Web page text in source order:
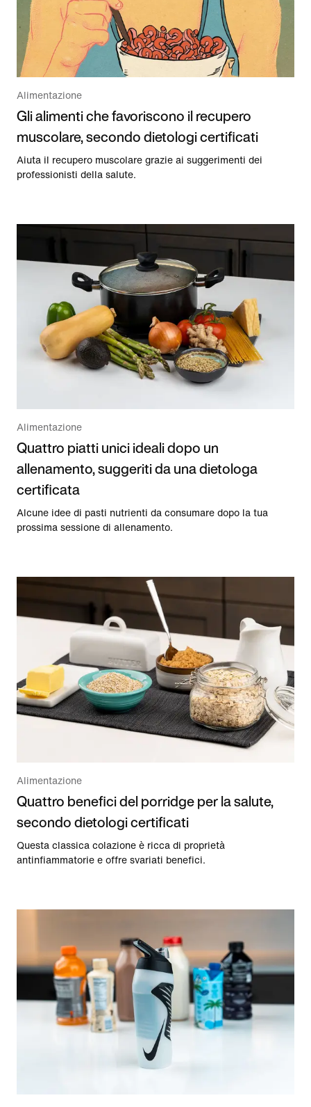
Alimentazione
Gli alimenti che favoriscono il recupero
muscolare, secondo dietologi certificati
Aiuta il recupero muscolare grazie ai suggerimenti dei
professionisti della salute.
Alimentazione
Quattro piatti unici ideali dopo un
allenamento, suggeriti da una dietologa
certificata
Alcune idee di pasti nutrienti da consumare dopo la tua
prossima sessione di allenamento.
Alimentazione
Quattro benefici del porridge per la salute,
secondo dietologi certificati
Questa classica colazione è ricca di proprietà
antinfiammatorie e offre svariati benefici.